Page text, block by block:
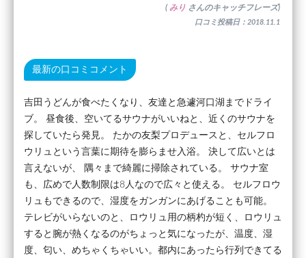
( みり さんのキャッチフレーズ)
口コミ投稿日：2018.11.1
最新の口コミコメント
吉田うどんが食べたくなり、友達と急遽河口湖までドライ
ブ。 昼食後、空いてるサウナがいいねと、近くのサウナを
探していたら発見。 たかの友梨プロデュースと、セルフロ
ウリュという言葉に期待を膨らませ入浴。 決して広いとは
言えないが、 隅々まで綺麗に掃除されている。 サウナ室
も、広めで人数制限は8人なので広々と使える。 セルフロウ
リュもできるので、湿度をガンガンにあげることも可能。
テレビがいらないのと、ロウリュ用の柄杓が短く、ロウリュ
すると腕が熱くなるのがちょっと気になったが、温度、湿
度、匂い、めちゃくちゃいい。都内にあったら行列できてる